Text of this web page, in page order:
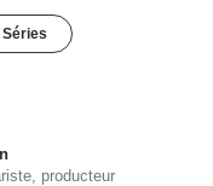
producteur